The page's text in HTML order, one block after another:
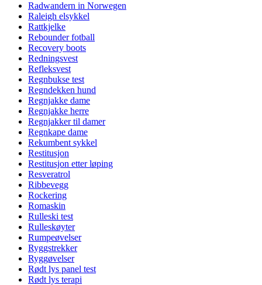
Radwandern in Norwegen
Raleigh elsykkel
Rattkjelke
Rebounder fotball
Recovery boots
Redningsvest
Refleksvest
Regnbukse test
Regndekken hund
Regnjakke dame
Regnjakke herre
Regnjakker til damer
Regnkape dame
Rekumbent sykkel
Restitusjon
Restitusjon etter løping
Resveratrol
Ribbevegg
Rockering
Romaskin
Rulleski test
Rulleskøyter
Rumpeøvelser
Ryggstrekker
Ryggøvelser
Rødt lys panel test
Rødt lys terapi